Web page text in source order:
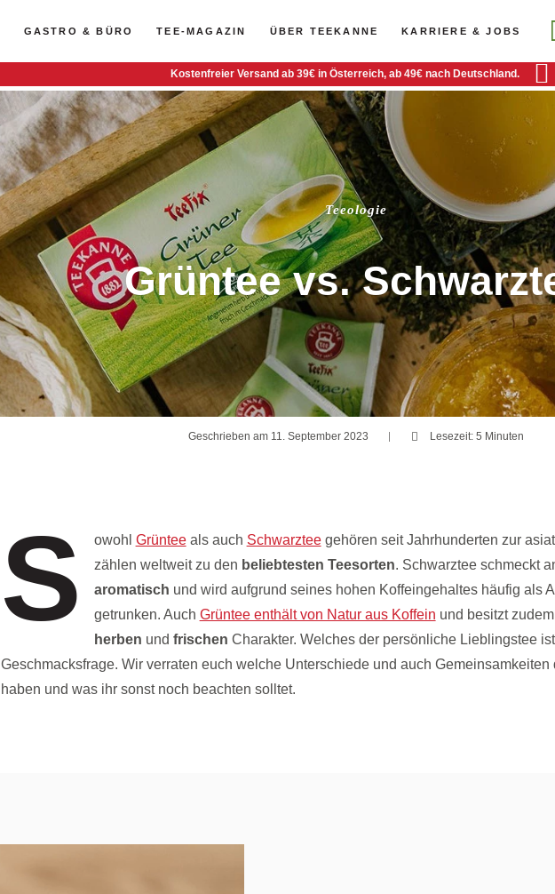
GASTRO & BÜRO TEE-MAGAZIN ÜBER TEEKANNE KARRIERE & JOBS
Kostenfreier Versand ab 39€ in Österreich, ab 49€ nach Deutschland.
Teeologie
Grüntee vs.
Geschrieben am 11. September 2023 Lesezeit: 5 Minuten
S owohl Grünteeals auch Schwarzteegehören seit Jahrhunderten zur
zählen weltweit zu den beliebtesten Teesorten. Schwarztee schmeckt
aromatisch und wird aufgrund seines hohen Koffeingehaltes häufig als
getrunken. Auch Grüntee enthält von Natur aus Koffein und besitzt
herben und frischen Charakter. Welches der persönliche Lieblingstee
Geschmacksfrage. Wir verraten euch welche Unterschiede und auch Gemeinsamkeiten
haben und was ihr sonst noch beachten solltet.